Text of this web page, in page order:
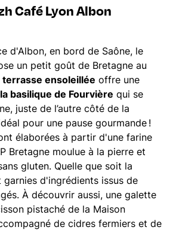
Café Lyon Albon
d'Albon, en bord de Saône, le
un petit goût de Bretagne au
terrasse ensoleillée offre une
basilique de Fourvière qui se
juste de l’autre côté de la
pour une pause gourmande !
élaborées à partir d'une farine
Bretagne moulue à la pierre et
gluten. Quelle que soit la
garnies d'ingrédients issus de
À découvrir aussi, une galette
pistaché de la Maison
de cidres fermiers et de